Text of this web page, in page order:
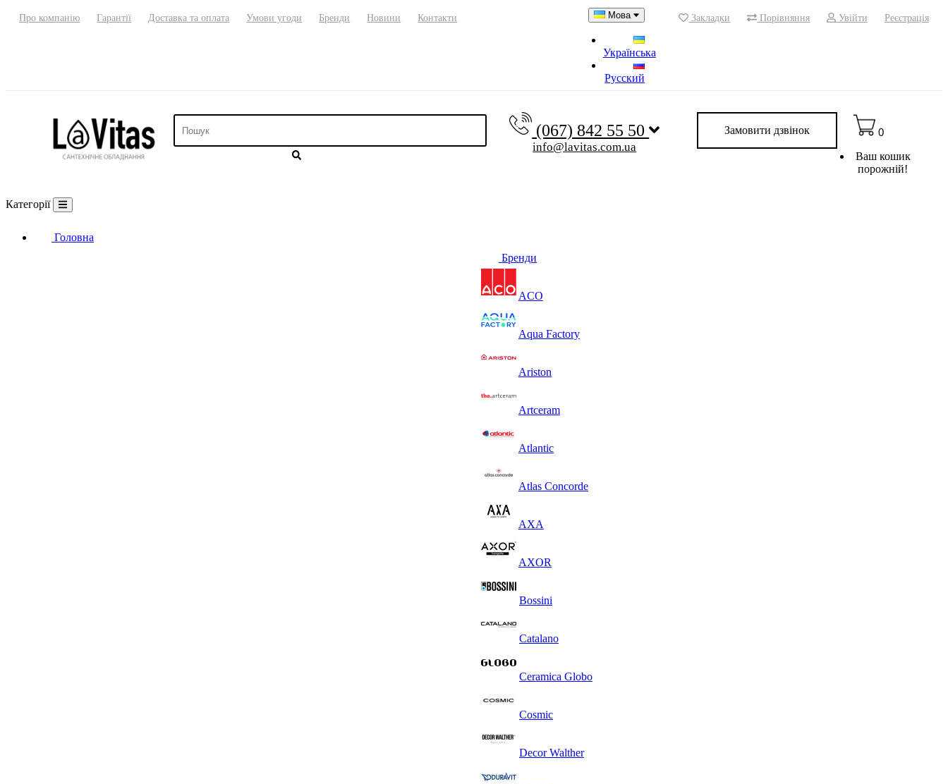
Про компанію Гарантії Доставка та оплата Умови угоди Бренди Новини Контакти Мова
Українська
Русский
Закладки Порівняння Увійти Реєстрація
(067) 842 55 50
info@lavitas.com.ua
Замовити дзвінок
0
Ваш кошик
порожній!
Категорії
Головна
Бренди
ACO
Aqua Factory
Ariston
Artceram
Atlantic
Atlas Concorde
AXA
AXOR
Bossini
Catalano
Ceramica Globo
Cosmic
Decor Walther